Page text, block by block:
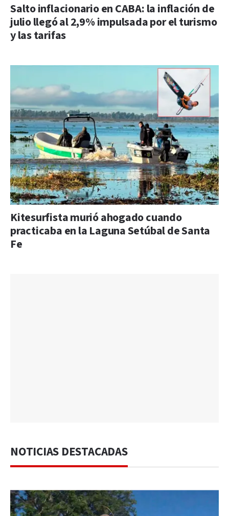
Salto inflacionario en CABA: la inflación de
julio llegó al 2,9% impulsada por el turismo
y las tarifas
Kitesurfista murió ahogado cuando
practicaba en la Laguna Setúbal de Santa
Fe
NOTICIAS DESTACADAS